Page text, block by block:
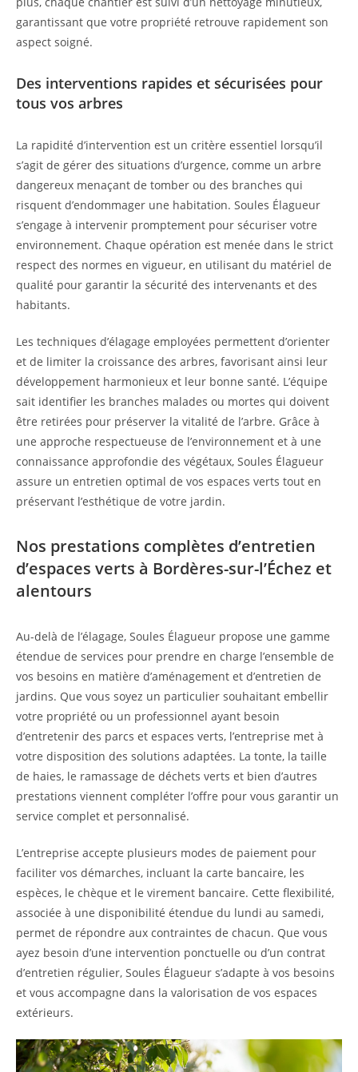
garantissant que votre propriété retrouve rapidement son
aspect soigné.
Des interventions rapides et sécurisées pour
tous vos arbres
La rapidité d’intervention est un critère essentiel lorsqu’il
s’agit de gérer des situations d’urgence, comme un arbre
dangereux menaçant de tomber ou des branches qui
risquent d’endommager une habitation. Soules Élagueur
s’engage à intervenir promptement pour sécuriser votre
environnement. Chaque opération est menée dans le strict
respect des normes en vigueur, en utilisant du matériel de
qualité pour garantir la sécurité des intervenants et des
habitants.
Les techniques d’élagage employées permettent d’orienter
et de limiter la croissance des arbres, favorisant ainsi leur
développement harmonieux et leur bonne santé. L’équipe
sait identifier les branches malades ou mortes qui doivent
être retirées pour préserver la vitalité de l’arbre. Grâce à
une approche respectueuse de l’environnement et à une
connaissance approfondie des végétaux, Soules Élagueur
assure un entretien optimal de vos espaces verts tout en
préservant l’esthétique de votre jardin.
Nos prestations complètes d’entretien
d’espaces verts à Bordères-sur-l’Échez et
alentours
Au-delà de l’élagage, Soules Élagueur propose une gamme
étendue de services pour prendre en charge l’ensemble de
vos besoins en matière d’aménagement et d’entretien de
jardins. Que vous soyez un particulier souhaitant embellir
votre propriété ou un professionnel ayant besoin
d’entretenir des parcs et espaces verts, l’entreprise met à
votre disposition des solutions adaptées. La tonte, la taille
de haies, le ramassage de déchets verts et bien d’autres
prestations viennent compléter l’offre pour vous garantir un
service complet et personnalisé.
L’entreprise accepte plusieurs modes de paiement pour
faciliter vos démarches, incluant la carte bancaire, les
espèces, le chèque et le virement bancaire. Cette flexibilité,
associée à une disponibilité étendue du lundi au samedi,
permet de répondre aux contraintes de chacun. Que vous
ayez besoin d’une intervention ponctuelle ou d’un contrat
d’entretien régulier, Soules Élagueur s’adapte à vos besoins
et vous accompagne dans la valorisation de vos espaces
extérieurs.